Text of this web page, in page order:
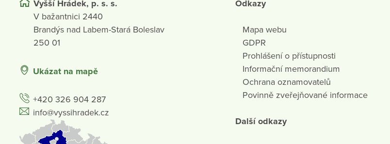
Vyšší Hrádek, p. s. s.
V bažantnici 2440
Brandýs nad Labem-Stará Boleslav
250 01
Ukázat na mapě
+420 326 904 287
info@vyssihradek.cz
Odkazy
Mapa webu
GDPR
Prohlášení o přístupnosti
Informační memorandium
Ochrana oznamovatelů
Povinně zveřejňované informace
Další odkazy